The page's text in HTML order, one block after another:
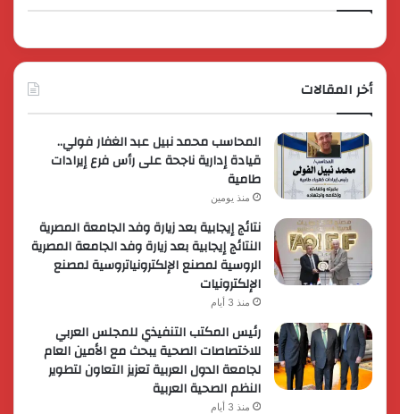
أخر المقالات
المحاسب محمد نبيل عبد الغفار فولي..
قيادة إدارية ناجحة على رأس فرع إيرادات
طامية
منذ يومين
نتائج إيجابية بعد زيارة وفد الجامعة المصرية
النتائج إيجابية بعد زيارة وفد الجامعة المصرية
الروسية لمصنع الإلكترونياتروسية لمصنع
الإلكترونيات
منذ 3 أيام
رئيس المكتب التنفيذي للمجلس العربي
للاختصاصات الصحية يبحث مع الأمين العام
لجامعة الدول العربية تعزيز التعاون لتطوير
النظم الصحية العربية
منذ 3 أيام